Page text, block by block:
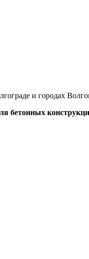
и городах
бетонных